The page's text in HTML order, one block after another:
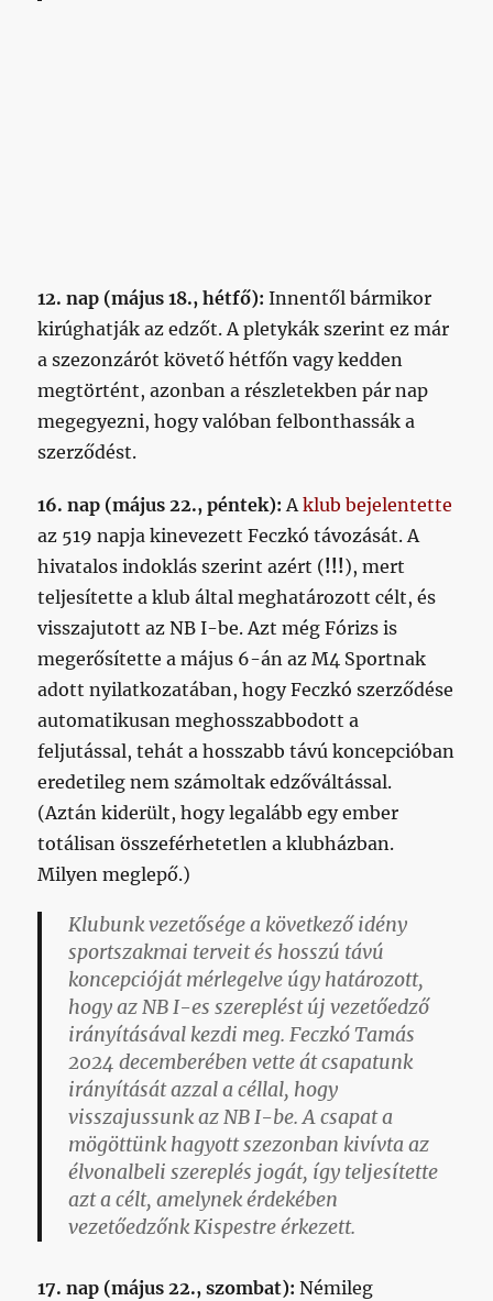
12. nap (május 18., hétfő): Innentől bármikor
kirúghatják az edzőt. A pletykák szerint ez már
a szezonzárót követő hétfőn vagy kedden
megtörtént, azonban a részletekben pár nap
megegyezni, hogy valóban felbonthassák a
szerződést.
16. nap (május 22., péntek): Aklub bejelentette
az 519 napja kinevezett Feczkó távozását. A
hivatalos indoklás szerint azért (!!!), mert
teljesítette a klub által meghatározott célt, és
visszajutott az NB I-be. Azt még Fórizs is
megerősítette a május 6-án az M4 Sportnak
adott nyilatkozatában, hogy Feczkó szerződése
automatikusan meghosszabbodott a
feljutással, tehát a hosszabb távú koncepcióban
eredetileg nem számoltak edzőváltással.
(Aztán kiderült, hogy legalább egy ember
totálisan összeférhetetlen a klubházban.
Milyen meglepő.)
Klubunk vezetősége a következő idény
sportszakmai terveit és hosszú távú
koncepcióját mérlegelve úgy határozott,
hogy az NB I-es szereplést új vezetőedző
irányításával kezdi meg. Feczkó Tamás
2024 decemberében vette át csapatunk
irányítását azzal a céllal, hogy
visszajussunk az NB I-be. A csapat a
mögöttünk hagyott szezonban kivívta az
élvonalbeli szereplés jogát, így teljesítette
azt a célt, amelynek érdekében
vezetőedzőnk Kispestre érkezett.
17. nap (május 22., szombat):Némileg